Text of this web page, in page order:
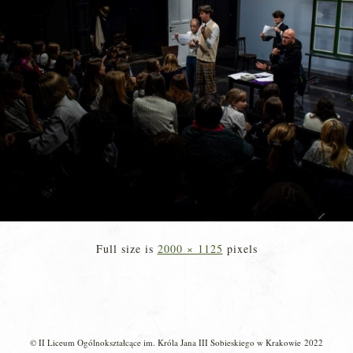
Full size is 2000 × 1125 pixels
© II Liceum Ogólnokształcące im. Króla Jana III Sobieskiego w Krakowie 2022